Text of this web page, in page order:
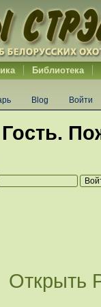
Библиотека
Blog Войти
Гость.
Открыть